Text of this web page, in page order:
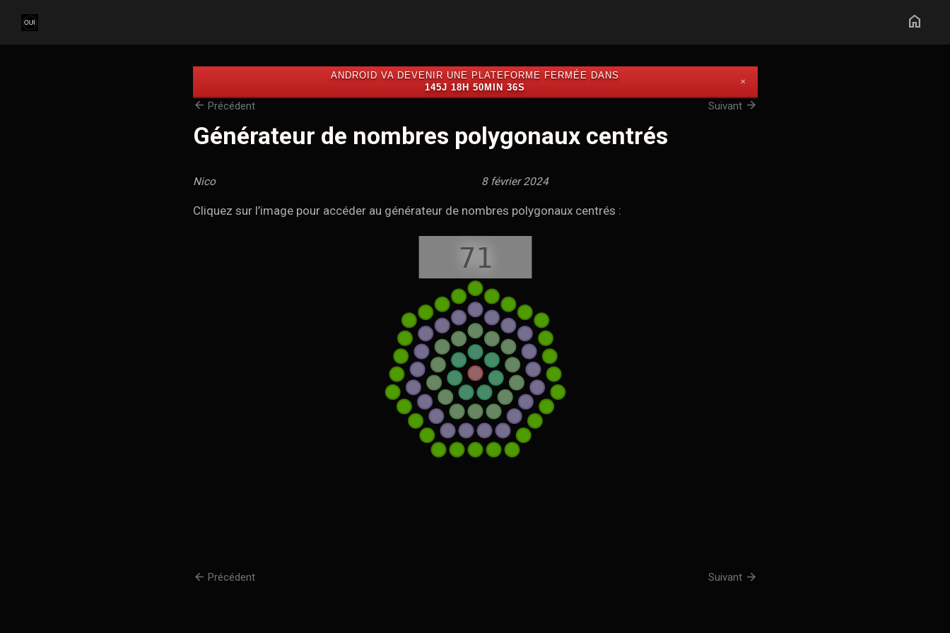
home
ANDROID VA DEVENIR UNE PLATEFORME FERMÉE DANS
145J 18H 50MIN 35S
✕
arrow_back Précédent Suivant arrow_forward
Générateur de nombres polygonaux centrés
Nico 8 février 2024
Cliquez sur l’image pour accéder au générateur de nombres polygonaux centrés :
arrow_back Précédent Suivant arrow_forward